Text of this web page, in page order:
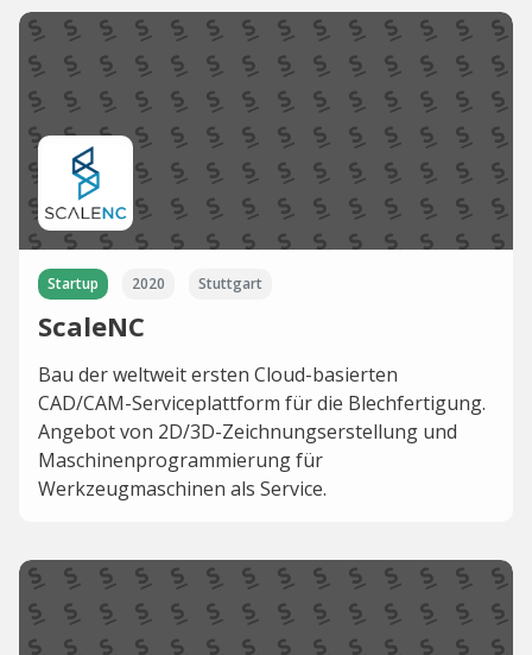
Startup 2020 Stuttgart
ScaleNC
Bau der weltweit ersten Cloud-basierten
CAD/CAM-Serviceplattform für die Blechfertigung.
Angebot von 2D/3D-Zeichnungserstellung und
Maschinenprogrammierung für
Werkzeugmaschinen als Service.